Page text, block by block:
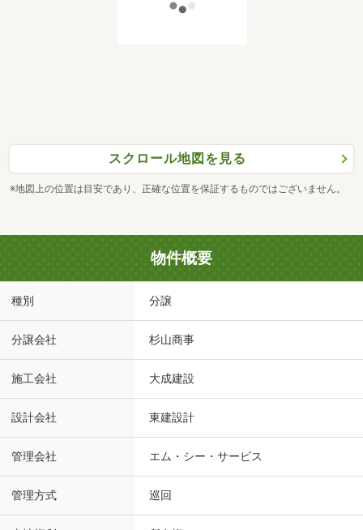
スクロール地図を見る
※地図上の位置は目安であり、正確な位置を保証するものではございません。
物件概要
種別 分譲
分譲会社 杉山商事
施工会社 大成建設
設計会社 東建設計
管理会社 エム・シー・サービス
管理方式 巡回